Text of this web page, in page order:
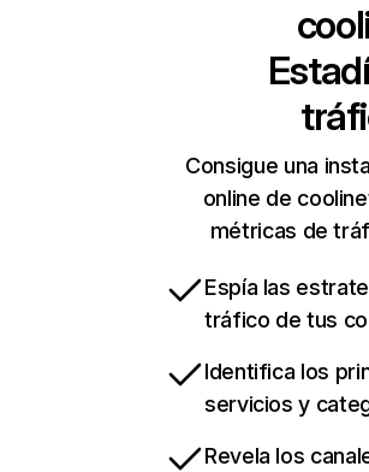
Consigue una
online de
métricas de
Espía las
tráfico de tus
Identifica los
servicios y
Revela los